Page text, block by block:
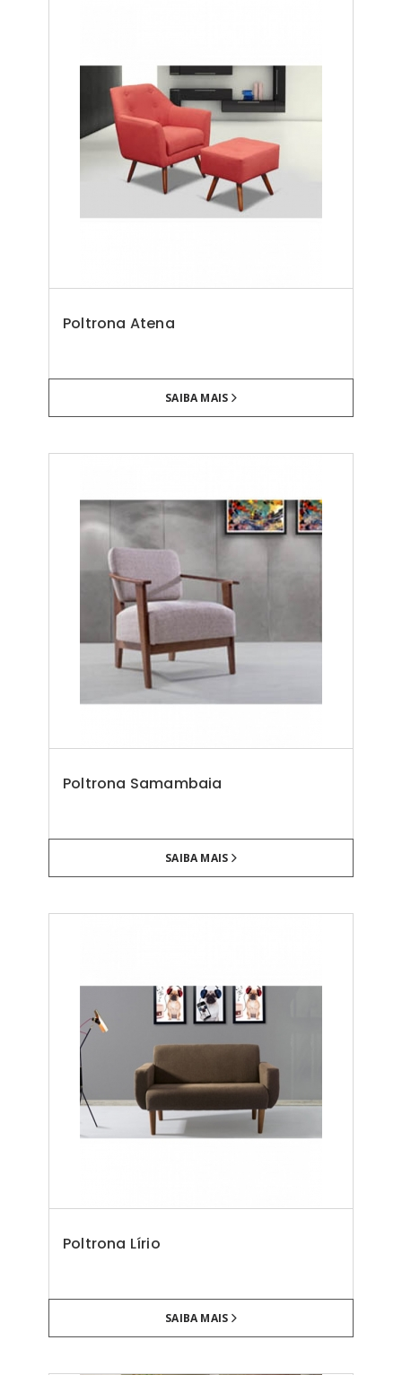
Poltrona Atena
SAIBA MAIS
Poltrona Samambaia
SAIBA MAIS
Poltrona Lírio
SAIBA MAIS